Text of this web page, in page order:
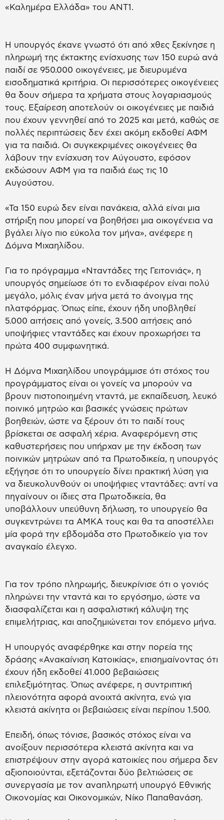
«Καλημέρα Ελλάδα» του ΑΝΤ1.
Η υπουργός έκανε γνωστό ότι από χθες ξεκίνησε η
πληρωμή της έκτακτης ενίσχυσης των 150 ευρώ ανά
παιδί σε 950.000 οικογένειες, με διευρυμένα
εισοδηματικά κριτήρια. Οι περισσότερες οικογένειες
θα δουν σήμερα τα χρήματα στους λογαριασμούς
τους. Εξαίρεση αποτελούν οι οικογένειες με παιδιά
που έχουν γεννηθεί από το 2025 και μετά, καθώς σε
πολλές περιπτώσεις δεν έχει ακόμη εκδοθεί ΑΦΜ
για τα παιδιά. Οι συγκεκριμένες οικογένειες θα
λάβουν την ενίσχυση τον Αύγουστο, εφόσον
εκδώσουν ΑΦΜ για τα παιδιά έως τις 10
Αυγούστου.
«Τα 150 ευρώ δεν είναι πανάκεια, αλλά είναι μια
στήριξη που μπορεί να βοηθήσει μια οικογένεια να
βγάλει λίγο πιο εύκολα τον μήνα», ανέφερε η
Δόμνα Μιχαηλίδου.
Για το πρόγραμμα «Νταντάδες της Γειτονιάς», η
υπουργός σημείωσε ότι το ενδιαφέρον είναι πολύ
μεγάλο, μόλις έναν μήνα μετά το άνοιγμα της
πλατφόρμας. Όπως είπε, έχουν ήδη υποβληθεί
5.000 αιτήσεις από γονείς, 3.500 αιτήσεις από
υποψήφιες νταντάδες και έχουν προχωρήσει τα
πρώτα 400 συμφωνητικά.
Η Δόμνα Μιχαηλίδου υπογράμμισε ότι στόχος του
προγράμματος είναι οι γονείς να μπορούν να
βρουν πιστοποιημένη νταντά, με εκπαίδευση, λευκό
ποινικό μητρώο και βασικές γνώσεις πρώτων
βοηθειών, ώστε να ξέρουν ότι το παιδί τους
βρίσκεται σε ασφαλή χέρια. Αναφερόμενη στις
καθυστερήσεις που υπήρχαν με την έκδοση των
ποινικών μητρώων από τα Πρωτοδικεία, η υπουργός
εξήγησε ότι το υπουργείο δίνει πρακτική λύση για
να διευκολυνθούν οι υποψήφιες νταντάδες: αντί να
πηγαίνουν οι ίδιες στα Πρωτοδικεία, θα
υποβάλλουν υπεύθυνη δήλωση, το υπουργείο θα
συγκεντρώνει τα ΑΜΚΑ τους και θα τα αποστέλλει
μία φορά την εβδομάδα στο Πρωτοδικείο για τον
αναγκαίο έλεγχο.
Για τον τρόπο πληρωμής, διευκρίνισε ότι ο γονιός
πληρώνει την νταντά και το εργόσημο, ώστε να
διασφαλίζεται και η ασφαλιστική κάλυψη της
επιμελήτριας, και αποζημιώνεται τον επόμενο μήνα.
Η υπουργός αναφέρθηκε και στην πορεία της
δράσης «Ανακαίνιση Κατοικίας», επισημαίνοντας ότι
έχουν ήδη εκδοθεί 41.000 βεβαιώσεις
επιλεξιμότητας. Όπως ανέφερε, η συντριπτική
πλειονότητα αφορά ανοιχτά ακίνητα, ενώ για
κλειστά ακίνητα οι βεβαιώσεις είναι περίπου 1.500.
Επειδή, όπως τόνισε, βασικός στόχος είναι να
ανοίξουν περισσότερα κλειστά ακίνητα και να
επιστρέψουν στην αγορά κατοικίες που σήμερα δεν
αξιοποιούνται, εξετάζονται δύο βελτιώσεις σε
συνεργασία με τον αναπληρωτή υπουργό Εθνικής
Οικονομίας και Οικονομικών, Νίκο Παπαθανάση.